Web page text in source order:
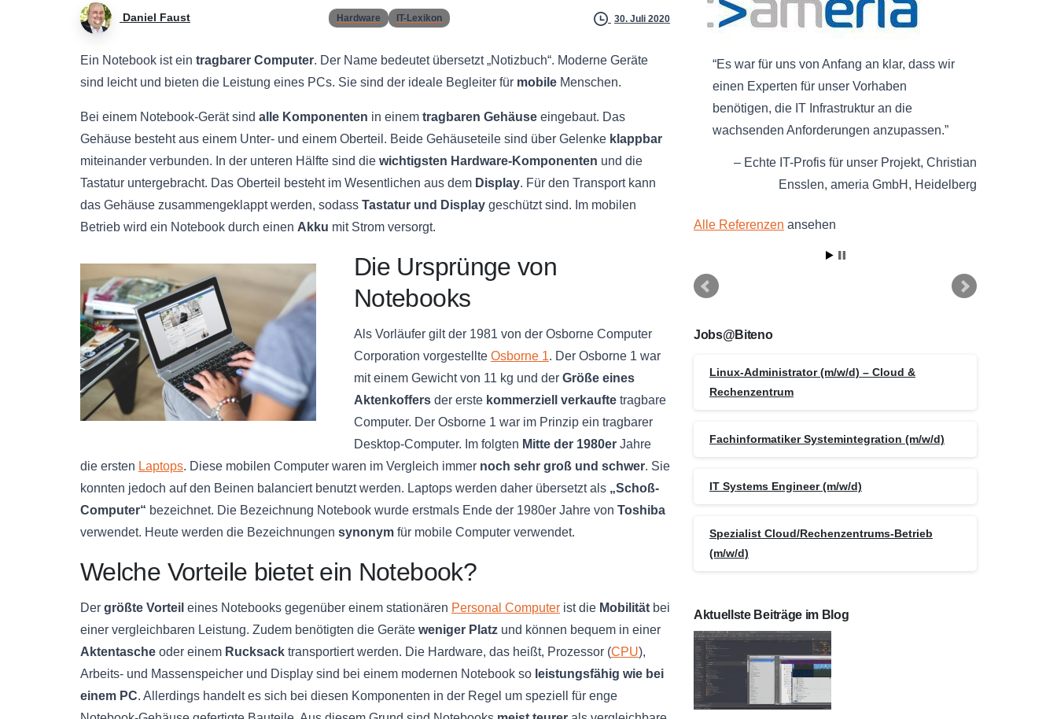
Daniel Faust Hardware IT-Lexikon 30. Juli 2020
Ein Notebook ist ein tragbarer Computer. Der Name bedeutet übersetzt „Notizbuch“. Moderne Geräte
sind leicht und bieten die Leistung eines PCs. Sie sind der ideale Begleiter für mobile Menschen.
Bei einem Notebook-Gerät sind alle Komponenten in einem tragbaren Gehäuse eingebaut. Das
Gehäuse besteht aus einem Unter- und einem Oberteil. Beide Gehäuseteile sind über Gelenke klappbar
miteinander verbunden. In der unteren Hälfte sind die wichtigsten Hardware-Komponenten und die
Tastatur untergebracht. Das Oberteil besteht im Wesentlichen aus dem Display. Für den Transport kann
das Gehäuse zusammengeklappt werden, sodass Tastatur und Display geschützt sind. Im mobilen
Betrieb wird ein Notebook durch einen Akku mit Strom versorgt.
Die Ursprünge von
Notebooks
Als Vorläufer gilt der 1981 von der Osborne Computer
Corporation vorgestellte Osborne 1. Der Osborne 1 war
mit einem Gewicht von 11 kg und der Größe eines
Aktenkoffers der erste kommerziell verkaufte tragbare
Computer. Der Osborne 1 war im Prinzip ein tragbarer
Desktop-Computer. Im folgten Mitte der 1980er Jahre
die ersten Laptops. Diese mobilen Computer waren im Vergleich immer noch sehr groß und schwer. Sie
konnten jedoch auf den Beinen balanciert benutzt werden. Laptops werden daher übersetzt als „Schoß-
Computer“ bezeichnet. Die Bezeichnung Notebook wurde erstmals Ende der 1980er Jahre von Toshiba
verwendet. Heute werden die Bezeichnungen synonym für mobile Computer verwendet.
Welche Vorteile bietet ein Notebook?
Der größte Vorteil eines Notebooks gegenüber einem stationären Personal Computer ist die Mobilität bei
einer vergleichbaren Leistung. Zudem benötigten die Geräte weniger Platz und können bequem in einer
Aktentasche oder einem Rucksack transportiert werden. Die Hardware, das heißt, Prozessor (CPU),
Arbeits- und Massenspeicher und Display sind bei einem modernen Notebook so leistungsfähig wie bei
einem PC. Allerdings handelt es sich bei diesen Komponenten in der Regel um speziell für enge
Es war für uns von Anfang an klar, dass wir
einen Experten für unser Vorhaben
benötigen, die IT Infrastruktur an die
wachsenden Anforderungen anzupassen.
Echte IT-Profis für unser Projekt Christian
Ensslen ameria GmbH Heidelberg
Alle Referenzen ansehen
Jobs@Biteno
Linux-Administrator (m/w/d) – Cloud &
Rechenzentrum
Fachinformatiker Systemintegration (m/w/d)
IT Systems Engineer (m/w/d)
Spezialist Cloud/Rechenzentrums-Betrieb
(m/w/d)
Aktuellste Beiträge im Blog